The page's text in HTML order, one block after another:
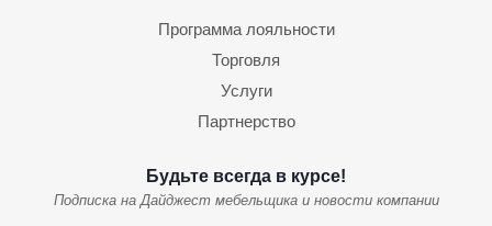
Программа лояльности
Торговля
Услуги
Партнерство
Будьте всегда в курсе!
Подписка на Дайджест мебельщика и новости компании